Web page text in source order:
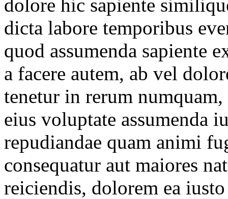
dolore hic sapiente
dicta labore temporibus
quod assumenda sapiente
a facere autem, ab vel
tenetur in rerum
eius voluptate assumenda
repudiandae quam animi
consequatur aut maiores
reiciendis, dolorem ea